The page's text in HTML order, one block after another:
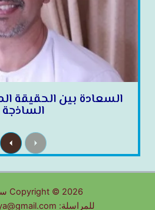
السعادة بين الحقيقة
الساذجة
P
r
e
i
u
s
N
e
x
Copyright © 2026 سور اللواتية
للمراسلة: omanlawatiya@gmail.com